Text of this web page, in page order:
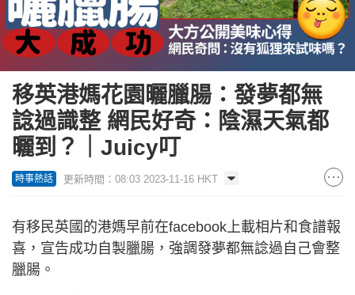
移英港媽花園曬臘腸：發夢都無
諗過識整 網民好奇：陰濕天氣都
曬到？｜Juicy叮
時事熱話 更新時間：08:03 2023-11-16 HKT
有移民英國的港媽早前在facebook上載相片和食譜報
喜，宣告成功自製臘腸，強調發夢都無諗過自己會整
臘腸。